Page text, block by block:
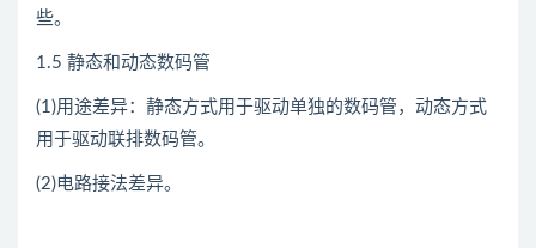
些。
1.5 静态和动态数码管
(1)用途差异：静态方式用于驱动单独的数码管，动态方式
用于驱动联排数码管。
(2)电路接法差异。